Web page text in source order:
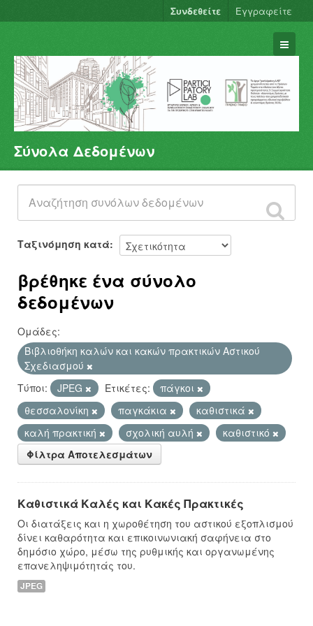
Συνδεθείτε Εγγραφείτε
Σύνολα Δεδομένων
Φορείς
Ομάδες
Σχετικά
Σύνολα Δεδομένων
Ταξινόμηση κατά
βρέθηκε ένα σύνολο
δεδομένων
Ομάδες:
Βιβλιοθήκη καλών και κακών πρακτικών Αστικού
Σχεδιασμού
Τύποι:
JPEG Ετικέτες:
πάγκοι
θεσσαλονίκη
παγκάκια
καθιστικά
καλή πρακτική
σχολική αυλή
καθιστικό
Φίλτρα Αποτελεσμάτων
Καθιστικά Καλές και Κακές Πρακτικές
Οι διατάξεις και η χωροθέτηση του αστικού εξοπλισμού
δίνει καθαρότητα και επικοινωνιακή σαφήνεια στο
δημόσιο χώρο, μέσω της ρυθμικής και οργανωμένης
επανεληψιμότητάς του.
JPEG